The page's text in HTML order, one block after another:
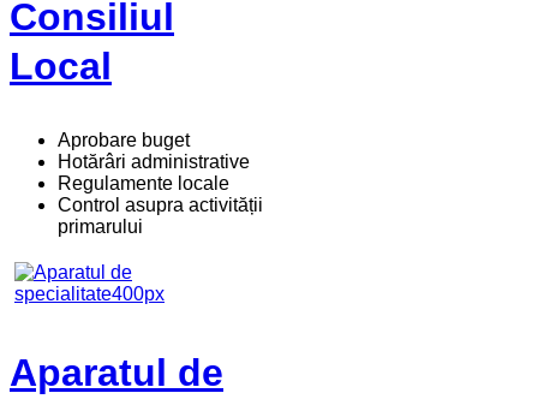
Consiliul
Local
Aprobare buget
Hotărâri administrative
Regulamente locale
Control asupra activității
primarului
Aparatul de